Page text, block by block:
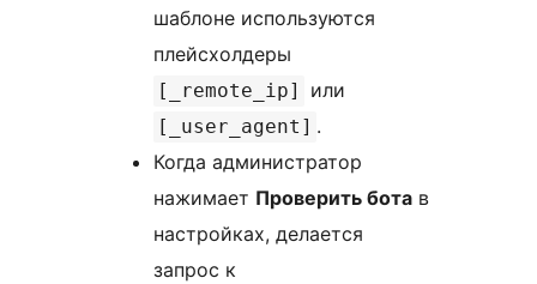
шаблоне используются
плейсхолдеры
[_remote_ip] или
[_user_agent] .
Когда администратор
нажимает Проверить бота в
настройках, делается
запрос к